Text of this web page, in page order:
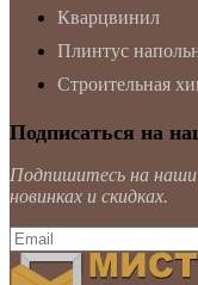
Кварцвинил
Плинтус
Строительная
Подписаться на
Подпишитесь на
новинках и скидках.